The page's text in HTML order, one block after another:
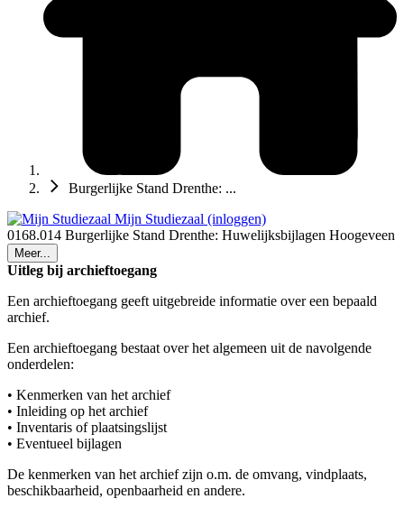
Burgerlijke Stand Drenthe: ...
Mijn Studiezaal (inloggen)
0168.014 Burgerlijke Stand Drenthe: Huwelijksbijlagen Hoogeveen
Meer...
Uitleg bij archieftoegang
Een archieftoegang geeft uitgebreide informatie over een bepaald
archief.
Een archieftoegang bestaat over het algemeen uit de navolgende
onderdelen:
• Kenmerken van het archief
• Inleiding op het archief
• Inventaris of plaatsingslijst
• Eventueel bijlagen
De kenmerken van het archief zijn o.m. de omvang, vindplaats,
beschikbaarheid, openbaarheid en andere.